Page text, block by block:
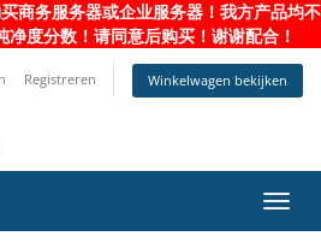
商务服务器或企业服务器！我方产品均不
度分数！请同意后购买！谢谢配合！
Registreren Winkelwagen bekijken
in-/